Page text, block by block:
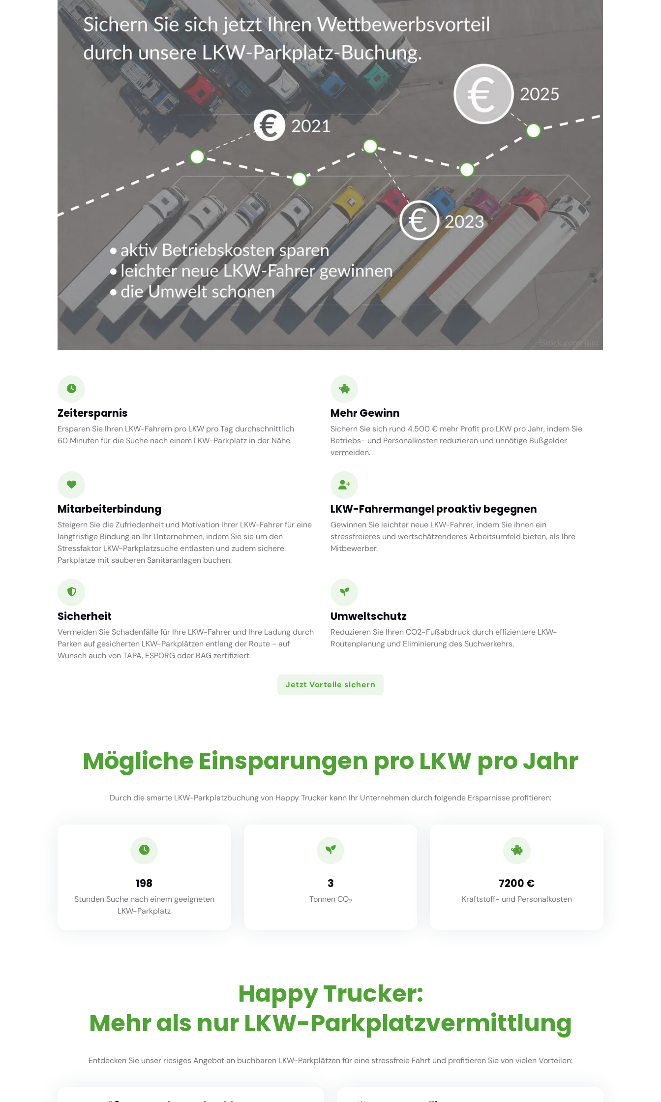
Zeitersparnis
Ersparen Sie Ihren LKW-Fahrern pro LKW pro Tag durchschnittlich
60 Minutenfür die Suche nach einem LKW-Parkplatz in der Nähe.
Mehr Gewinn
Sichern Sie sich rund 4.500 € mehr Profit pro LKW pro Jahr, indem Sie
Betriebs- und Personalkosten reduzieren und unnötige Bußgelder
vermeiden.
Mitarbeiterbindung
Steigern Sie die Zufriedenheit und Motivation Ihrer LKW-Fahrer für eine
langfristige Bindung an Ihr Unternehmen, indem Sie sie um den
Stressfaktor LKW-Parkplatzsuche entlasten und zudem sichere
Parkplätze mit sauberen Sanitäranlagen buchen.
LKW-Fahrermangel proaktiv begegnen
Gewinnen Sie leichter neue LKW-Fahrer, indem Sie ihnen ein
stressfreieres und wertschätzenderes Arbeitsumfeld bieten, als Ihre
Mitbewerber.
Sicherheit
Vermeiden Sie Schadenfälle für Ihre LKW-Fahrer und Ihre Ladung durch
Parken auf gesicherten LKW-Parkplätzen entlang der Route - auf
Wunsch auch von TAPA, ESPORG oder BAG zertifiziert.
Umweltschutz
Reduzieren Sie Ihren CO2-Fußabdruck durch effizientere LKW-
Routenplanung und Eliminierung des Suchverkehrs.
Jetzt Vorteile sichern
Mögliche Einsparungen pro LKW pro Jahr
Durch die smarte LKW-Parkplatzbuchung von Happy Trucker kann Ihr Unternehmen durch folgende Ersparnisse profitieren:
220
Stunden Suche nach einem geeigneten
LKW-Parkplatz
3
Tonnen CO2
8000
Kraftstoff- und Personalkosten
Happy Trucker:
Mehr als nur LKW-Parkplatzvermittlung
Entdecken Sie unser riesiges Angebot an buchbaren LKW-Parkplätzen für eine stressfreie Fahrt und profitieren Sie von vielen Vorteilen: